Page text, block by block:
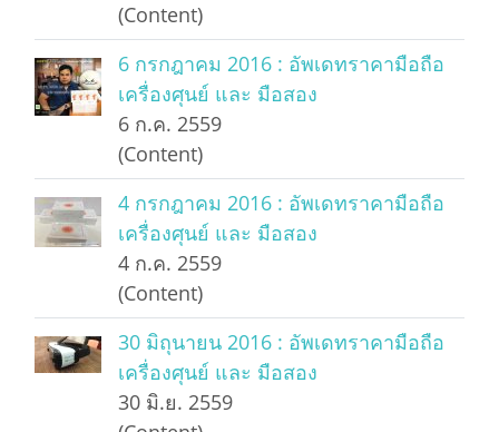
(Content)
6 กรกฎาคม 2016 : อัพเดทราคามือถือ
เครื่องศุนย์ และ มือสอง
6 ก.ค. 2559
(Content)
4 กรกฎาคม 2016 : อัพเดทราคามือถือ
เครื่องศุนย์ และ มือสอง
4 ก.ค. 2559
(Content)
30 มิถุนายน 2016 : อัพเดทราคามือถือ
เครื่องศุนย์ และ มือสอง
30 มิ.ย. 2559